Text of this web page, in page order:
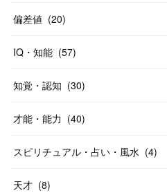
偏差値 (20)
IQ・知能 (57)
知覚・認知 (30)
才能・能力 (40)
スピリチュアル・占い・風水 (4)
天才 (8)